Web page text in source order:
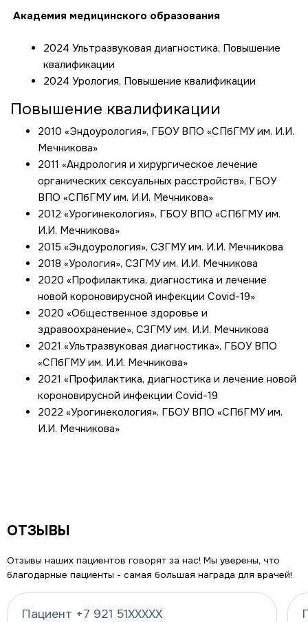
Академия медицинского образования
2024 Ультразвуковая диагностика, Повышение
квалификации
2024 Урология, Повышение квалификации
Повышение квалификации
2010 «Эндоурология», ГБОУ ВПО «СПбГМУ им. И.И.
Мечникова»
2011 «Андрология и хирургическое лечение
органических сексуальных расстройств», ГБОУ
ВПО «СПбГМУ им. И.И. Мечникова»
2012 «Урогинекология», ГБОУ ВПО «СПбГМУ им.
И.И. Мечникова»
2015 «Эндоурология», СЗГМУ им. И.И. Мечникова
2018 «Урология», СЗГМУ им. И.И. Мечникова
2020 «Профилактика, диагностика и лечение
новой короновирусной инфекции Covid-19»
2020 «Общественное здоровье и
здравоохранение», СЗГМУ им. И.И. Мечникова
2021 «Ультразвуковая диагностика», ГБОУ ВПО
«СПбГМУ им. И.И. Мечникова»
2021 «Профилактика, диагностика и лечение новой
короновирусной инфекции Covid-19
2022 «Урогинекология», ГБОУ ВПО «СПбГМУ им.
И.И. Мечникова»
ОТЗЫВЫ
Отзывы наших пациентов говорят за нас! Мы уверены, что
благодарные пациенты - самая большая награда для врачей!
Пациент +7 921 51XXXXX